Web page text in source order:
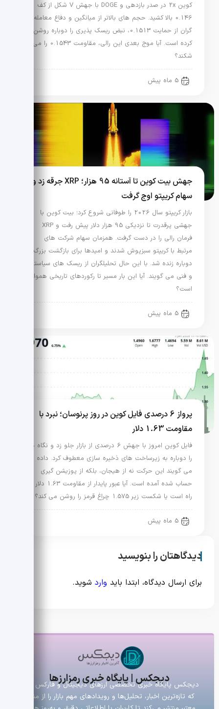
کوین 2x در صدر بازدهی و DOGE با جهش V شکل از کف
0.146 بالا کشید. حجم های بالاتر از میانگین و دفاع معامله
گران از حمایت 0.1513، نبض ریسک پذیری را دوباره روشن
کرده است. آیا موج بعدی این رالی، مقاومت 0.1543 را می
شکند؟
5 ماه پیش
جهش بیت کوین تا آستانه 95 هزار؛ XRP جرقه زد و
سهام کریپتو اوج گرفت
بازار کریپتو سال 2026 را طوفانی شروع کرد؛ بیت کوین با
جهشی پرقدرت تا نزدیکی 95 هزار دلار پیش رفت و XRP
فرمان رالی را در دست گرفت. همزمان سهام شرکت های
مرتبط با کریپتو سبزپوش شدند و امیدها برای بازگشت بزرگ
دوباره زنده شد. با این حال تحلیلگران از ریسک های سیاستی
و فنی می گویند. آیا این بار مسیر تا رکوردهای تاریخی هموار
است؟
5 ماه پیش
پرواز 6 درصدی فایل کوین در روز پرنوسان؛ نبرد با
مقاومت 1.63 دلار
فایل کوین امروز با جهش 6 درصدی از بازار جلو زد و نگاه ها
را دوباره به زیرساخت های ذخیره سازی معطوف کرد. داده ها
می گویند این حرکت نه از هیجان، بلکه از پوزیشن گیری
حساب شده آمده است. آیا عبور پایدار از مقاومت 1.63 دلار در
راه است یا شکست زیر 1.575 چراغ قرمز را روشن می کند؟
5 ماه پیش
دیدگاهتان را بنویسید
برای ارسال دیدگاه، ابتدا باید وارد شوید.
دیجکس | پایگاه خبری رمزارزها
دیجکس پایگاه خبری تخصصی ارزهای دیجیتال و فارکس است
که تازه‌ترین اخبار، تحلیل‌ها و رویدادهای مهم بازار را از منابع